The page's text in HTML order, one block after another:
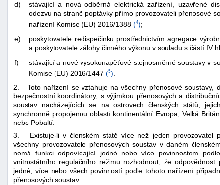
d)
stávající a nová odběrná elektrická zařízení, uzavřené
odezvu na straně poptávky přímo provozovateli přenosové
nařízení Komise (EU) 2016/1388 (4);
e)
poskytovatele redispečinku prostřednictvím agregace
a poskytovatele zálohy činného výkonu v souladu s částí IV
f)
stávající a nové vysokonapěťové stejnosměrné soustavy v
Komise (EU) 2016/1447 (5)
2. Toto nařízení se vztahuje na všechny přenosové soustavy,
bezpečnostní koordinátory, s výjimkou přenosových a
soustav nacházejících se na ostrovech členských států,
synchronně propojenou oblastí kontinentální Evropa, Velká
nebo Pobaltí.
3. Existuje-li v členském státě více než jeden provozovatel
všechny provozovatele přenosových soustav v daném
nemá funkci odpovídající jedné nebo více povinnostem
vnitrostátního regulačního režimu rozhodnout, že
jedné, více nebo všech povinností podle tohoto nařízení
přenosových soustav.